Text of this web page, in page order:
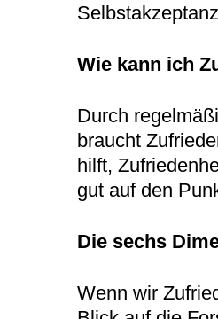
Wie kann ich
Durch
braucht
hilft,
gut auf den
Die sechs
Wenn wir